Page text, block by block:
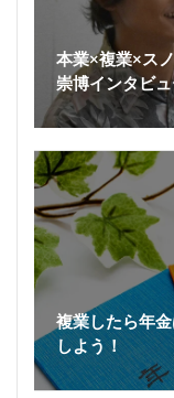
本業×複業×ス
崇博インタビ
複業したら年
しよう！